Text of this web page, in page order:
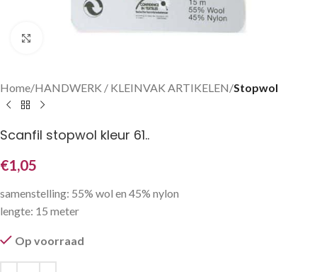
Home HANDWERK / KLEINVAK ARTIKELEN Stopwol
Scanfil stopwol kleur 61..
€1,05
samenstelling: 55% wol en 45% nylon
lengte: 15 meter
Op voorraad